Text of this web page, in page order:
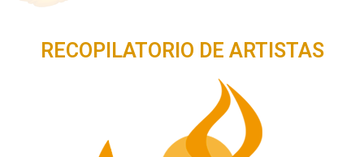
RECOPILATORIO DE ARTISTAS